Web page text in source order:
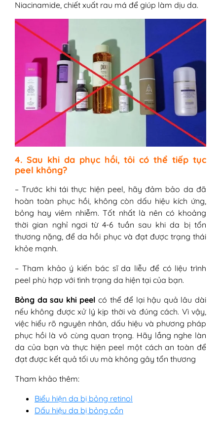
Niacinamide, chiết xuất rau má để giúp làm dịu da.
4. Sau khi da phục hồi, tôi có thể tiếp tục
peel không?
– Trước khi tái thực hiện peel, hãy đảm bảo da đã
hoàn toàn phục hồi, không còn dấu hiệu kích ứng,
bỏng hay viêm nhiễm. Tốt nhất là nên có khoảng
thời gian nghỉ ngơi từ 4-6 tuần sau khi da bị tổn
thương nặng, để da hồi phục và đạt được trạng thái
khỏe mạnh.
– Tham khảo ý kiến bác sĩ da liễu để có liệu trình
peel phù hợp với tình trạng da hiện tại của bạn.
Bỏng da sau khi peel có thể để lại hậu quả lâu dài
nếu không được xử lý kịp thời và đúng cách. Vì vậy,
việc hiểu rõ nguyên nhân, dấu hiệu và phương pháp
phục hồi là vô cùng quan trọng. Hãy lắng nghe làn
da của bạn và thực hiện peel một cách an toàn để
đạt được kết quả tối ưu mà không gây tổn thương
Tham khảo thêm:
Biểu hiện da bị bỏng retinol
Dấu hiệu da bị bỏng cồn